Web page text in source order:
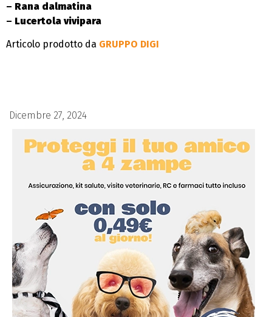
– Rana dalmatina
– Lucertola vivipara
Articolo prodotto da GRUPPO DIGI
Dicembre 27, 2024